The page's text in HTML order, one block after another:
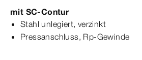
mit SC‑Contur
Stahl unlegiert, verzinkt
Press­anschluss, Rp‑Gewinde